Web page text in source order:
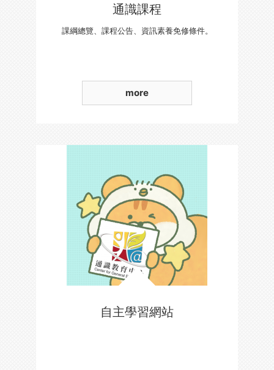
通識課程
課綱總覽、課程公告、資訊素養免修條件。
more
自主學習網站